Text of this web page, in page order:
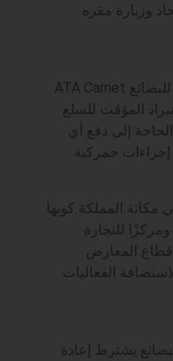
وزيارة مقره
ويُعد نظام دفتر الإدخال المؤقت للبضائع ATA Carnet
المؤقت للسلع
إلى دفع أي
جمركية.
مكانة المملكة كونها
للتجارة
المعارض
الفعاليات
يشترط إعادة